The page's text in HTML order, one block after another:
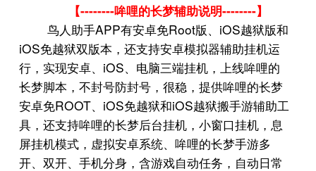
【--------哞哩的长梦辅助说明--------】
鸟人助手APP有安卓免Root版、 iOS越狱版和
iOS免越狱双版本，还支持安卓模拟器辅助挂机运
行，实现安卓、 iOS、电脑三端挂机，上线哞哩的
长梦脚本，不封号防封号，很稳，提供哞哩的长梦
安卓免ROOT、 iOS免越狱和iOS越狱搬手游辅助工
具，还支持哞哩的长梦后台挂机，小窗口挂机，息
屏挂机模式，虚拟安卓系统、哞哩的长梦手游多
开、双开、手机分身，含游戏自动任务，自动日常